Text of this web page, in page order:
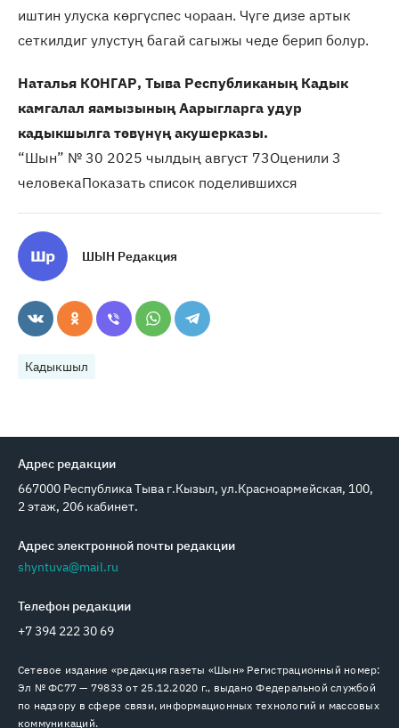
иштин улуска көргүспес чораан. Чүге дизе артык
сеткилдиг улустуң багай сагыжы чеде берип болур.
Наталья КОНГАР, Тыва Республиканың Кадык
камгалал яамызының Аарыгларга удур
кадыкшылга төвүнүң акушерказы.
“Шын” № 30 2025 чылдың август 73Оценили 3
человекаПоказать список поделившихся
ШЫН Редакция
Кадыкшыл
Адрес редакции
667000 Республика Тыва г.Кызыл, ул.Красноармейская, 100,
2 этаж, 206 кабинет.
Адрес электронной почты редакции
shyntuva@mail.ru
Телефон редакции
+7 394 222 30 69
Сетевое издание «редакция газеты «Шын» Регистрационный номер:
Эл № ФС77 — 79833 от 25.12.2020 г., выдано Федеральной службой
по надзору в сфере связи, информационных технологий и массовых
коммуникаций.